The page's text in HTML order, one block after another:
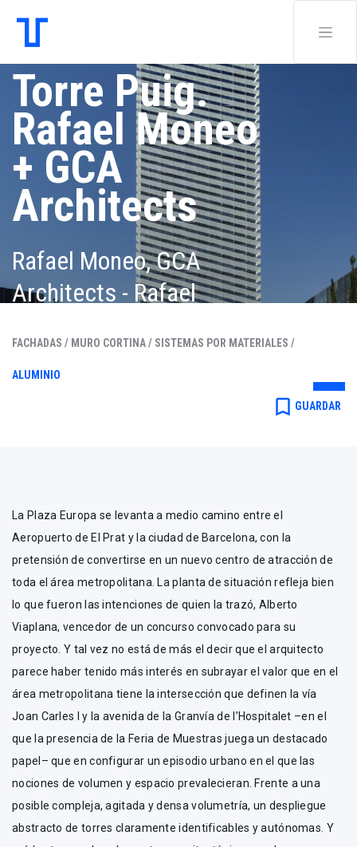
Torre Puig.
Rafael Moneo
+ GCA
Architects
Rafael Moneo, GCA
Architects - Rafael
Riu, GCA
ARCHITECTS, Lucho
FACHADAS / MURO CORTINA / SISTEMAS POR MATERIALES /
ALUMINIO
bookmark_border GUARDAR
La Plaza Europa se levanta a medio camino entre el
Aeropuerto de El Prat y la ciudad de Barcelona, con la
pretensión de convertirse en un nuevo centro de atracción de
toda el área metropolitana. La planta de situación refleja bien
lo que fueron las intenciones de quien la trazó, Alberto
Viaplana, vencedor de un concurso convocado para su
proyecto. Y tal vez no está de más el decir que el arquitecto
parece haber tenido más interés en subrayar el valor que en el
área metropolitana tiene la intersección que definen la vía
Joan Carles I y la avenida de la Granvía de l’Hospitalet –en el
que la presencia de la Feria de Muestras juega un destacado
papel– que en configurar un episodio urbano en el que las
nociones de volumen y espacio prevalecieran. Frente a una
posible compleja, agitada y densa volumetría, un despliegue
abstracto de torres claramente identificables y autónomas. Y